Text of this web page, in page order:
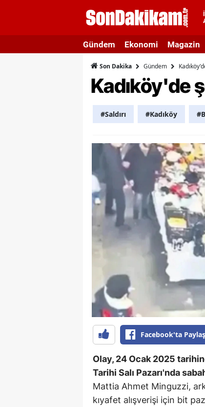
Gündem Ekonomi Magazin
Son Dakika Gündem
Kadıköy'de
#Saldırı #Kadıköy
Facebook'ta Paylaş
Olay, 24 Ocak 2025
Tarihi Salı Pazarı'nda
Mattia Ahmet Minguzzi,
kıyafet alışverişi için bit